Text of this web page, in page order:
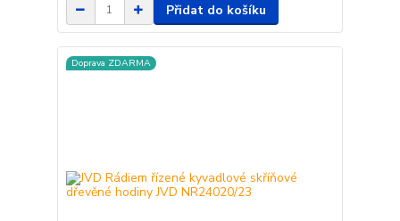
Přidat do košíku
Doprava ZDARMA